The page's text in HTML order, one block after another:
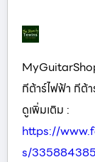
กีต้าร์ไฟฟ้า กีต้
ดูเพิ่มเติม :
https://
s/